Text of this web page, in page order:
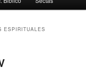
ESPIRITUALES